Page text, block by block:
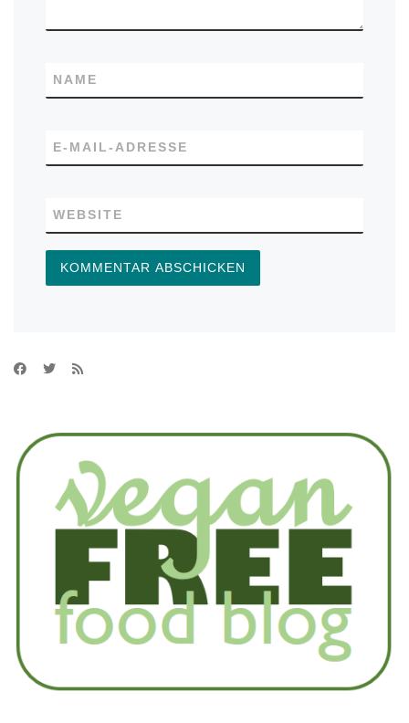
NAME
E-MAIL-ADRESSE
WEBSITE